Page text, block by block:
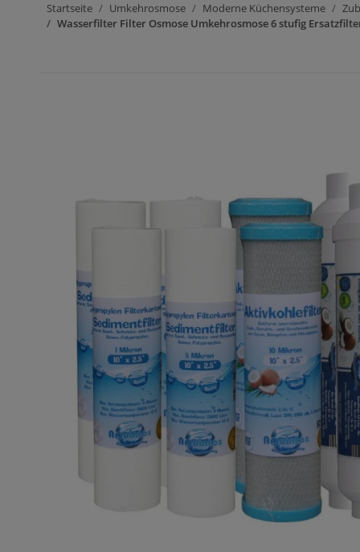
Startseite Umkehrosmose Moderne Küchensysteme
Wasserfilter Filter Osmose Umkehrosmose 6 stufig